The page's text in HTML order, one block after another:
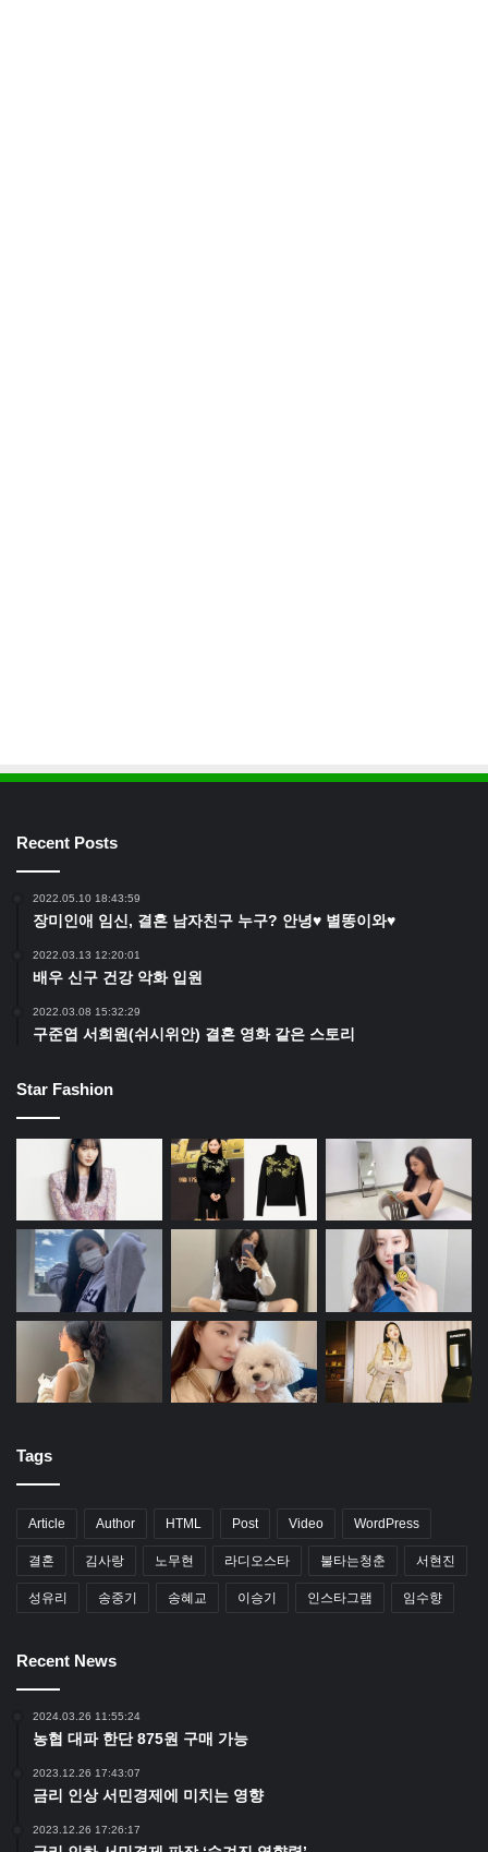
Recent Posts
2022.05.10 18:43:59
장미인애 임신, 결혼 남자친구 누구? 안녕♥ 별똥이와♥
2022.03.13 12:20:01
배우 신구 건강 악화 입원
2022.03.08 15:32:29
구준엽 서희원(쉬시위안) 결혼 영화 같은 스토리
Star Fashion
Tags
Article Author HTML Post Video WordPress
결혼 김사랑 노무현 라디오스타 불타는청춘 서현진
성유리 송중기 송혜교 이승기 인스타그램 임수향
Recent News
2024.03.26 11:55:24
농협 대파 한단 875원 구매 가능
2023.12.26 17:43:07
금리 인상 서민경제에 미치는 영향
2023.12.26 17:26:17